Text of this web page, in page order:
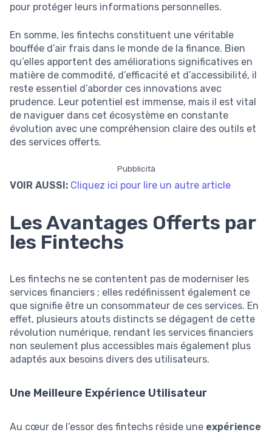
pour protéger leurs informations personnelles.
En somme, les fintechs constituent une véritable
bouffée d’air frais dans le monde de la finance. Bien
qu’elles apportent des améliorations significatives en
matière de commodité, d’efficacité et d’accessibilité, il
reste essentiel d’aborder ces innovations avec
prudence. Leur potentiel est immense, mais il est vital
de naviguer dans cet écosystème en constante
évolution avec une compréhension claire des outils et
des services offerts.
Pubblicità
VOIR AUSSI: Cliquez ici pour lire un autre article
Les Avantages Offerts par
les Fintechs
Les fintechs ne se contentent pas de moderniser les
services financiers ; elles redéfinissent également ce
que signifie être un consommateur de ces services. En
effet, plusieurs atouts distincts se dégagent de cette
révolution numérique, rendant les services financiers
non seulement plus accessibles mais également plus
adaptés aux besoins divers des utilisateurs.
Une Meilleure Expérience Utilisateur
Au cœur de l’essor des fintechs réside une expérience